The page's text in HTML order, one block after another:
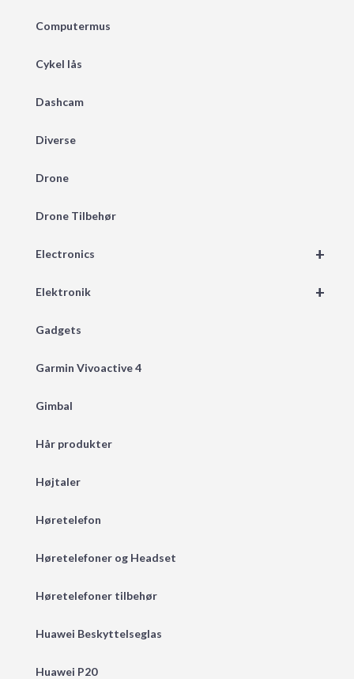
Computermus
Cykel lås
Dashcam
Diverse
Drone
Drone Tilbehør
+
Electronics
+
Elektronik
Gadgets
Garmin Vivoactive 4
Gimbal
Hår produkter
Højtaler
Høretelefon
Høretelefoner og Headset
Høretelefoner tilbehør
Huawei Beskyttelseglas
Huawei P20